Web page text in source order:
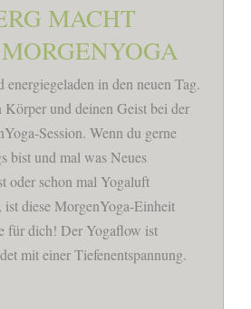
MACHT
energiegeladen in den neuen Tag.
und deinen Geist bei der
Session. Wenn du gerne
bist und mal was Neues
oder schon mal Yogaluft
ist diese MorgenYoga-Einheit
für dich! Der Yogaflow ist
mit einer Tiefenentspannung.